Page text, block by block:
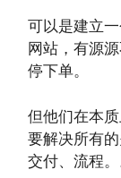
可以是建立
网站，有源
停下单。
但他们在本
要解决所有
交付、流程。